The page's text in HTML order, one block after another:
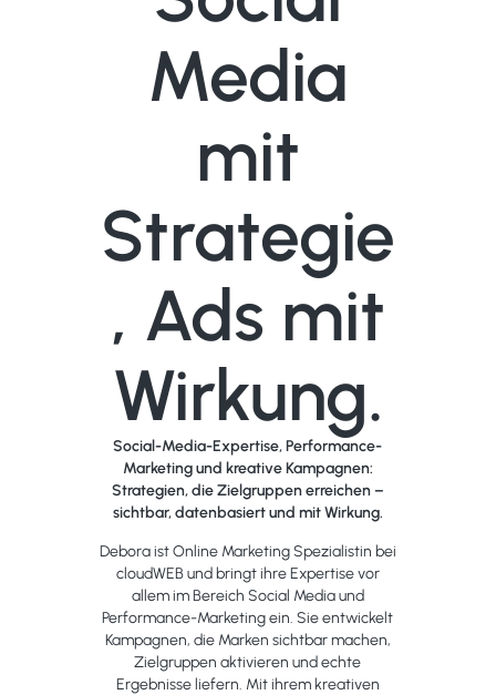
Media
mit
Strategie
, Ads mit
Wirkung.
Social-Media-Expertise, Performance-
Marketing und kreative Kampagnen:
Strategien, die Zielgruppen erreichen –
sichtbar, datenbasiert und mit Wirkung.
Debora ist Online Marketing Spezialistin bei
cloudWEB und bringt ihre Expertise vor
allem im Bereich Social Media und
Performance-Marketing ein. Sie entwickelt
Kampagnen, die Marken sichtbar machen,
Zielgruppen aktivieren und echte
Ergebnisse liefern. Mit ihrem kreativen